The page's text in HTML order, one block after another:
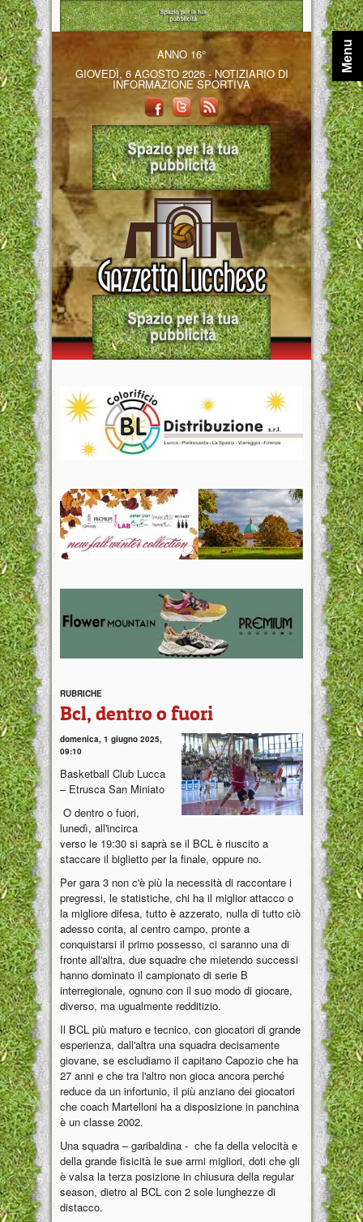
ANNO 16°
GIOVEDÌ, 6 AGOSTO 2026 - NOTIZIARIO DI
INFORMAZIONE SPORTIVA
RUBRICHE
Bcl, dentro o fuori
domenica, 1 giugno 2025,
09:10
Basketball Club Lucca
– Etrusca San Miniato
O dentro o fuori,
lunedì, all'incirca
verso le 19:30 si saprà se il BCL è riuscito a
staccare il biglietto per la finale, oppure no.
Per gara 3 non c'è più la necessità di raccontare i
pregressi, le statistiche, chi ha il miglior attacco o
la migliore difesa, tutto è azzerato, nulla di tutto ciò
adesso conta, al centro campo, pronte a
conquistarsi il primo possesso, ci saranno una di
fronte all'altra, due squadre che mietendo successi
hanno dominato il campionato di serie B
interregionale, ognuno con il suo modo di giocare,
diverso, ma ugualmente redditizio.
Il BCL più maturo e tecnico, con giocatori di grande
esperienza, dall'altra una squadra decisamente
giovane, se escludiamo il capitano Capozio che ha
27 anni e che tra l'altro non gioca ancora perché
reduce da un infortunio, il più anziano dei giocatori
che coach Martelloni ha a disposizione in panchina
è un classe 2002.
Una squadra – garibaldina - che fa della velocità e
della grande fisicità le sue armi migliori, doti che gli
è valsa la terza posizione in chiusura della regular
season, dietro al BCL con 2 sole lunghezze di
distacco.
Menu